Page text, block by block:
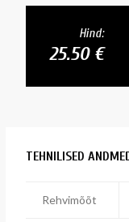
Hind:
25.50 €
TEHNILISED
Rehvimõõt